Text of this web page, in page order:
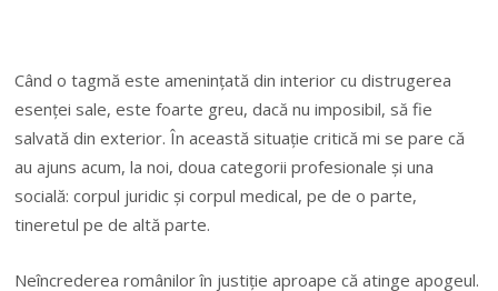
Când o tagmă este amenințată din interior cu distrugerea
esenței sale, este foarte greu, dacă nu imposibil, să fie
salvată din exterior. În această situație critică mi se pare că
au ajuns acum, la noi, doua categorii profesionale și una
socială: corpul juridic și corpul medical, pe de o parte,
tineretul pe de altă parte.
Neîncrederea românilor în justiție aproape că atinge apogeul.